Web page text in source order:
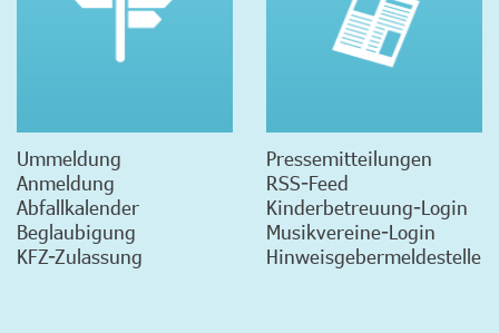
Ummeldung
Anmeldung
Abfallkalender
Beglaubigung
KFZ-Zulassung
Pressemitteilungen
RSS-Feed
Kinderbetreuung-Login
Musikvereine-Login
Hinweisgebermeldestelle